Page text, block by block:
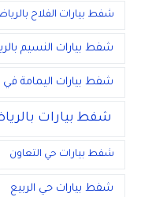
شفط بيارات الفلاح
شفط بيارات النسيم
شفط بيارات اليمامة في
شفط بيارات
شفط بيارات حي التعاون
شفط بيارات حي الربيع